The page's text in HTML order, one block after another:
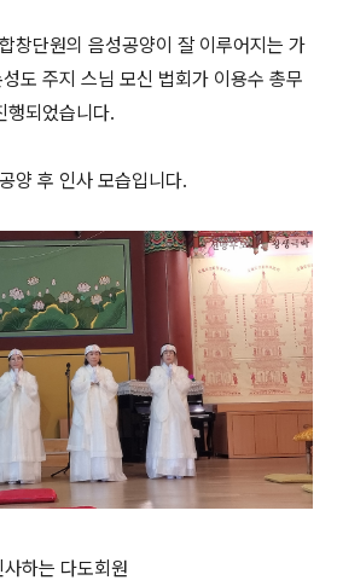
창단원의 음성공양이 잘 이루어지는 가
도 주지 스님 모신 법회가 이용수 총무
행되었습니다.
양 후 인사 모습입니다.
하는 다도회원